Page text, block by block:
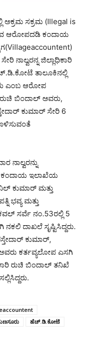
ಸಕ್ರಮ (Illegal is
ಆರೋಪದಡಿ ಕಂದಾಯ
ನಾಲ್ವರನ್ನ ಜಿಲ್ಲಾಧಿಕಾರಿ
ತಾಲೂಕಿನಲ್ಲಿ
ಎಂಬ ಆರೋಪ
ಬಿಂದಾಲ್ ಅವರು,
ಕುಮಾರ್ ಸೇರಿ 6
ನಾಲ್ವರನ್ನು
ಕಂದಾಯ ಇಲಾಖೆಯ
ಕುಮಾರ್ ಮತ್ತು
ಭವ್ಯ ಮತ್ತು
ಸರ್ವೆ ನಂ.53ರಲ್ಲಿ 5
ನಕಲಿ ದಾಖಲೆ ಸೃಷ್ಟಿಸಿದ್ದರು.
ಕುಮಾರ್,
ಕರ್ತವ್ಯಲೋಪ ಎಸಗಿ
ರುಚಿ ಬಿಂದಾಲ್ ತನಿಖೆ
ಹೆಚ್.ಡಿ.ಕೋಟೆ